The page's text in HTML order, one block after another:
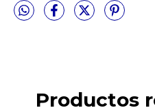
Productos